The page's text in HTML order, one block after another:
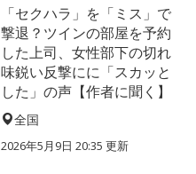
「セクハラ」を「ミス」で
撃退？ツインの部屋を予約
した上司、女性部下の切れ
味鋭い反撃にに「スカッと
した」の声【作者に聞く】
全国
2026年5月9日 20:35 更新